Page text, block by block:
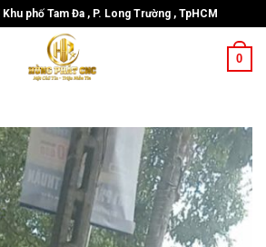
phố Tam Đa , P. Long Trường , TpHCM
0